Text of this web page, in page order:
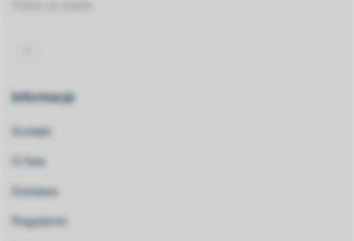
Informacje
Kontakt
O Nas
Dostawa
Regulamin